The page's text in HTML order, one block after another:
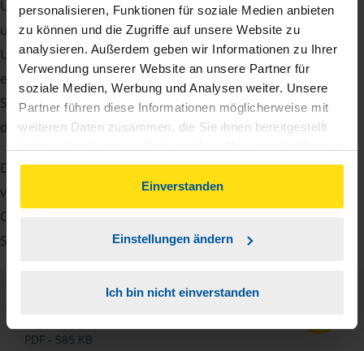
personalisieren, Funktionen für soziale Medien anbieten
zu können und die Zugriffe auf unsere Website zu
analysieren. Außerdem geben wir Informationen zu Ihrer
Verwendung unserer Website an unsere Partner für
soziale Medien, Werbung und Analysen weiter. Unsere
Partner führen diese Informationen möglicherweise mit
weiteren Daten zusammen, die Sie ihnen bereitgestellt
gesammelt haben. Indem Sie auf Einverstanden klicken,
können Sie der Verwendung von Cookies, gemäß
unserer
Einverstanden
Einstellungen ändern
Ich bin nicht einverstanden
Um Ihre Steuererklärung erstellen zu können, benötigen
unsere Beraterinnen und Berater eine Reihe von
Unterlagen von Ihnen. Dazu gehört beispielsweise die
elektronische Lohnsteuerbescheinigung, Ihre
Steueridentifikationsnummer, der Rentenbescheid oder
die Bescheinigung über das Kindergeld.
Damit Sie sich gut vorbereiten können und keinen der
vielen Nachweise vergessen, stellen wir Ihnen hier eine
Checkliste für Arbeitnehmer, Beamte, Auszubildende und
Studenten sowie Rentner zur Verfügung.
PDF - 585 KB